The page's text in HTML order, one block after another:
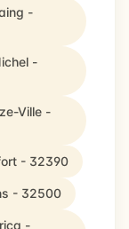
-
-
Ville -
- 32390
- 32500
-